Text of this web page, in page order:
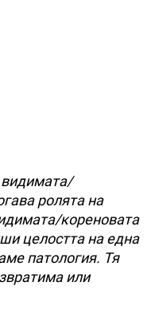
видимата/
ролята на
кореновата
целостта на една
патология. Тя
или